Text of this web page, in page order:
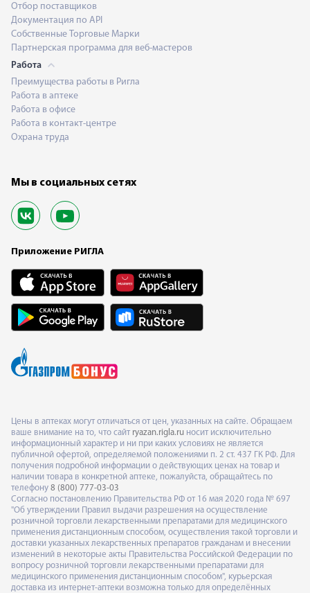
Отбор поставщиков
Документация по API
Собственные Торговые Марки
Партнерская программа для веб-мастеров
Работа
Преимущества работы в Ригла
Работа в аптеке
Работа в офисе
Работа в контакт-центре
Охрана труда
Мы в социальных сетях
Приложение РИГЛА
Цены в аптеках могут отличаться от цен, указанных на сайте. Обращаем
ваше внимание на то, что сайт ryazan.rigla.ru носит исключительно
информационный характер и ни при каких условиях не является
публичной офертой, определяемой положениями п. 2 ст. 437 ГК РФ. Для
получения подробной информации о действующих ценах на товар и
наличии товара в конкретной аптеке, пожалуйста, обращайтесь по
телефону 8 (800) 777-03-03
Согласно постановлению Правительства РФ от 16 мая 2020 года № 697
"Об утверждении Правил выдачи разрешения на осуществление
розничной торговли лекарственными препаратами для медицинского
применения дистанционным способом, осуществления такой торговли и
доставки указанных лекарственных препаратов гражданам и внесении
изменений в некоторые акты Правительства Российской Федерации по
вопросу розничной торговли лекарственными препаратами для
медицинского применения дистанционным способом", курьерская
доставка из интернет-аптеки возможна только для определённых